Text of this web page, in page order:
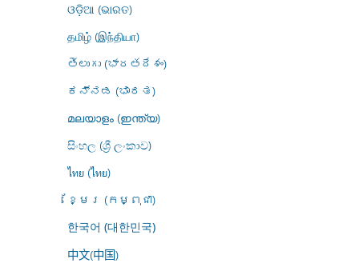
ଓଡ଼ିଆ (ଭାରତ)
தமிழ் (இந்தியா)
తెలుగు (భారతదేశం)
ಕನ್ನಡ (ಭಾರತ)
മലയാളം (ഇന്ത്യ)
සිංහල (ශ්‍රී ලංකාව)
ไทย (ไทย)
ខ្មែរ (កម្ពុជា)
한국어 (대한민국)
中文(中国)